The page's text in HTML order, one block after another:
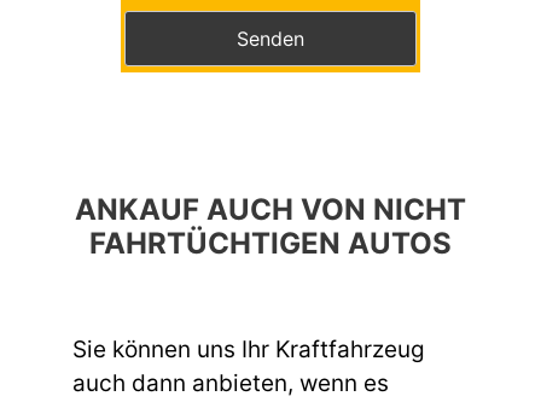
Bitte lasse dieses Feld leer.
ANKAUF AUCH VON NICHT
FAHRTÜCHTIGEN AUTOS
Sie können uns Ihr Kraftfahrzeug
auch dann anbieten, wenn es